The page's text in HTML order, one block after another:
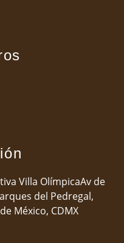
Villa OlímpicaAv de
del Pedregal,
México, CDMX